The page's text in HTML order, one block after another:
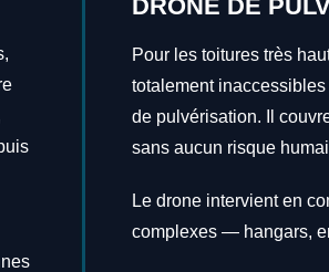
DRONE DE
Pour les toitures très
totalement
de pulvérisation. Il
sans aucun risque
Le drone intervient en
complexes — hangars,